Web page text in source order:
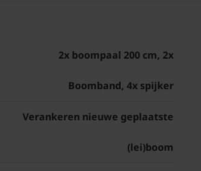
2x boompaal 200 cm, 2x
Boomband, 4x spijker
Verankeren nieuwe geplaatste
(lei)boom